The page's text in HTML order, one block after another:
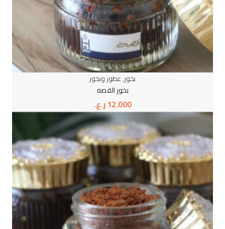
بخور,عطور وبخور
بخور القصه
12.000ر.ع.